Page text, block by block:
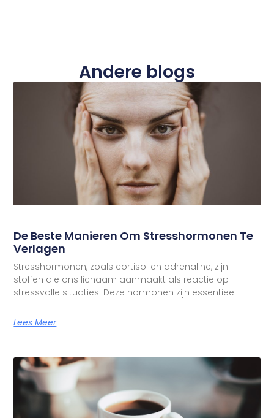
Andere blogs
De Beste Manieren Om Stresshormonen Te
Verlagen
Stresshormonen, zoals cortisol en adrenaline, zijn
stoffen die ons lichaam aanmaakt als reactie op
stressvolle situaties. Deze hormonen zijn essentieel
Lees Meer